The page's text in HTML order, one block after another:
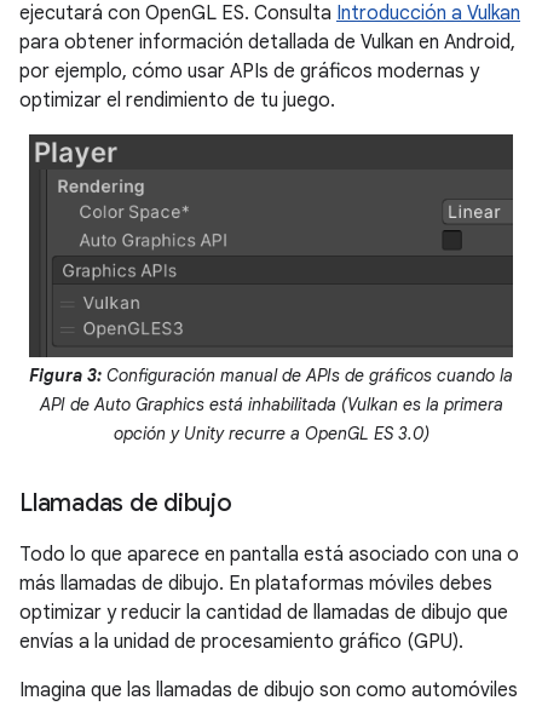
ejecutará con OpenGL ES. Consulta Introducción a Vulkan
para obtener información detallada de Vulkan en Android,
por ejemplo, cómo usar APIs de gráficos modernas y
optimizar el rendimiento de tu juego.
Figura 3: Configuración manual de APIs de gráficos cuando la
API de Auto Graphics está inhabilitada (Vulkan es la primera
opción y Unity recurre a OpenGL ES 3.0)
Llamadas de dibujo
Todo lo que aparece en pantalla está asociado con una o
más llamadas de dibujo. En plataformas móviles debes
optimizar y reducir la cantidad de llamadas de dibujo que
envías a la unidad de procesamiento gráfico (GPU).
Imagina que las llamadas de dibujo son como automóviles